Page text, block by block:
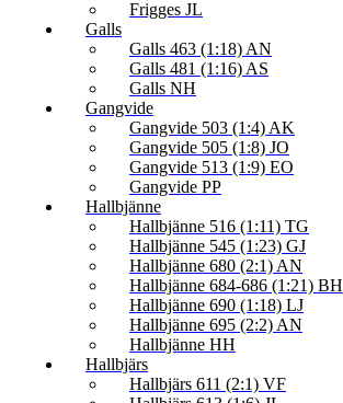
Frigges JL
Galls
Galls 463 (1:18) AN
Galls 481 (1:16) AS
Galls NH
Gangvide
Gangvide 503 (1:4) AK
Gangvide 505 (1:8) JO
Gangvide 513 (1:9) EO
Gangvide PP
Hallbjänne
Hallbjänne 516 (1:11) TG
Hallbjänne 545 (1:23) GJ
Hallbjänne 680 (2:1) AN
Hallbjänne 684-686 (1:21) BH
Hallbjänne 690 (1:18) LJ
Hallbjänne 695 (2:2) AN
Hallbjänne HH
Hallbjärs
Hallbjärs 611 (2:1) VF